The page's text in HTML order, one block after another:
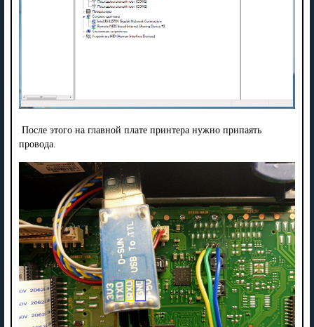
После этого на главной плате принтера нужно припаять
провода.